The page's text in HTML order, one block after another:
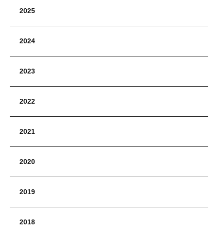
2025
2024
2023
2022
2021
2020
2019
2018